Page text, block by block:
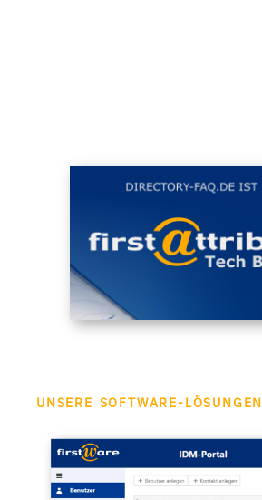
UNSERE SOFTWARE-LÖSUNGEN